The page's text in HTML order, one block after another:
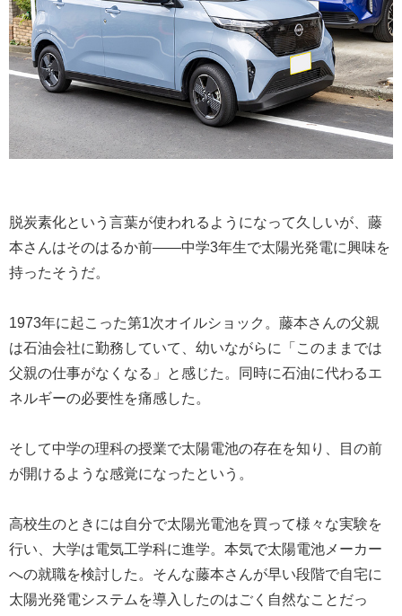
脱炭素化という言葉が使われるようになって久しいが、藤
本さんはそのはるか前――中学3年生で太陽光発電に興味を
持ったそうだ。
1973年に起こった第1次オイルショック。藤本さんの父親
は石油会社に勤務していて、幼いながらに「このままでは
父親の仕事がなくなる」と感じた。同時に石油に代わるエ
ネルギーの必要性を痛感した。
そして中学の理科の授業で太陽電池の存在を知り、目の前
が開けるような感覚になったという。
高校生のときには自分で太陽光電池を買って様々な実験を
行い、大学は電気工学科に進学。本気で太陽電池メーカー
への就職を検討した。そんな藤本さんが早い段階で自宅に
太陽光発電システムを導入したのはごく自然なことだっ